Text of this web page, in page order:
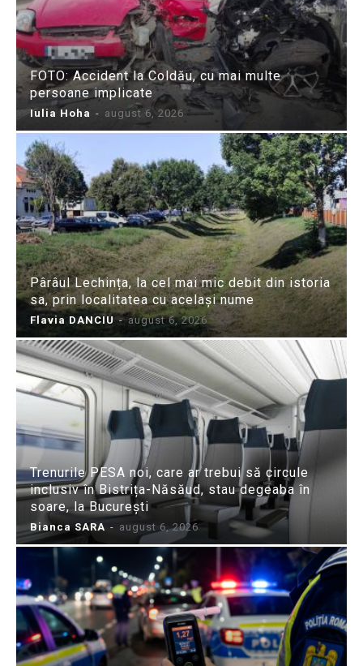
FOTO: Accident la Coldău, cu mai multe
persoane implicate
Iulia Hoha - august 6, 2026
Pârâul Lechința, la cel mai mic debit din istoria
sa, prin localitatea cu același nume
Flavia DANCIU - august 6, 2026
Trenurile PESA noi, care ar trebui să circule
inclusiv în Bistrița-Năsăud, stau degeaba în
soare, la București
Bianca SARA - august 6, 2026